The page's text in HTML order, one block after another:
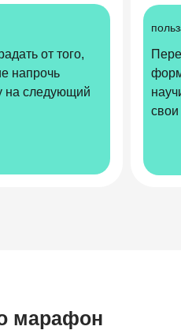
от того,
напрочь
на следующий
марафон